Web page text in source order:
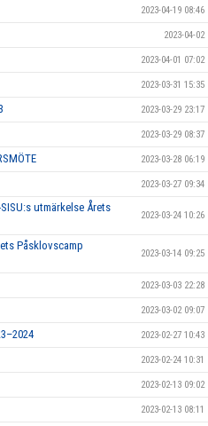
2023-04-19 08:46
2023-04-02
2023-04-01 07:02
2023-03-31 15:35
2023-03-29 23:17
2023-03-29 08:37
2023-03-28 06:19
2023-03-27 09:34
utmärkelse Årets
2023-03-24 10:26
Påsklovscamp
2023-03-14 09:25
2023-03-03 22:28
2023-03-02 09:07
2023-02-27 10:43
2023-02-24 10:31
2023-02-13 09:02
2023-02-13 08:11